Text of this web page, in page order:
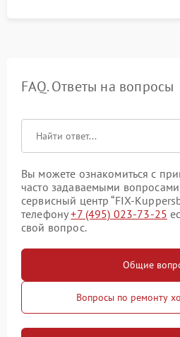
FAQ. Ответы на вопросы
Вы можете ознакомиться с
часто задаваемыми
сервисный центр “FIX-
телефону+7 (495) 023-73-25
свой вопрос.
Общие
Вопросы по ремонту